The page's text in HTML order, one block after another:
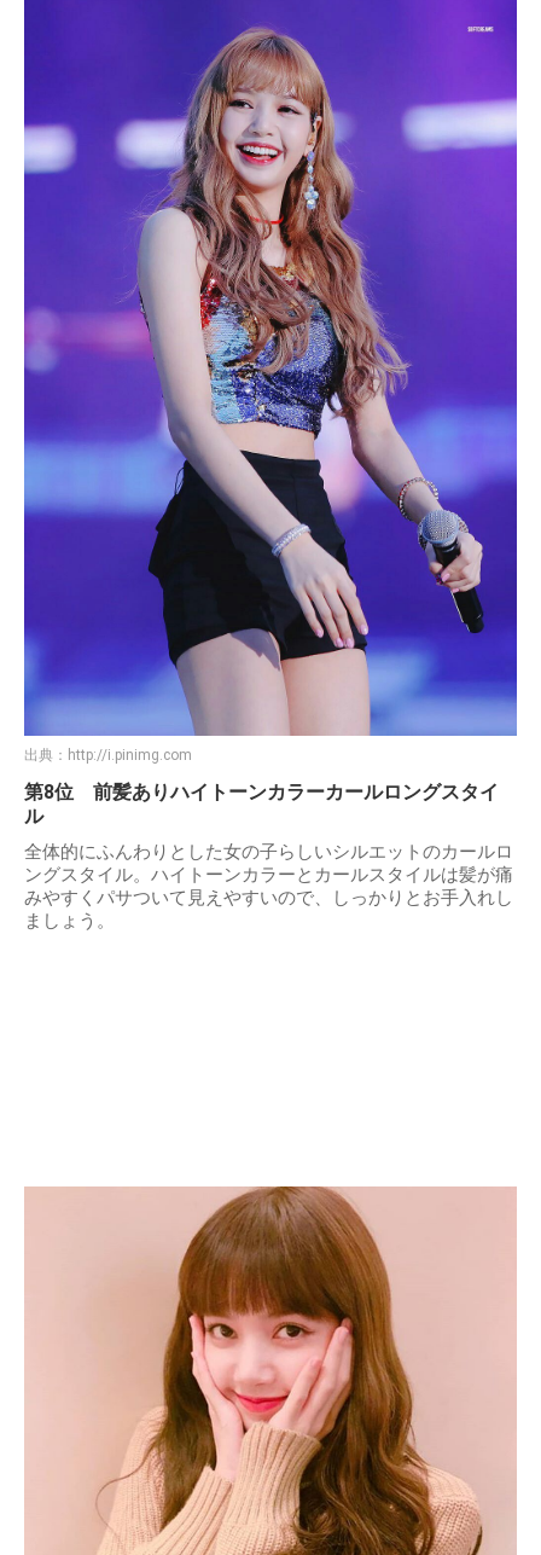
出典： http://i.pinimg.com
第8位 前髪ありハイトーンカラーカールロングスタイ
ル
全体的にふんわりとした女の子らしいシルエットのカールロ
ングスタイル。ハイトーンカラーとカールスタイルは髪が痛
みやすくパサついて見えやすいので、しっかりとお手入れし
ましょう。